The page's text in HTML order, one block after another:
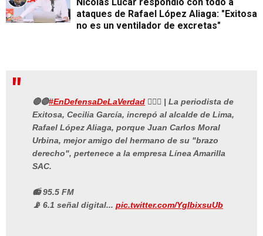
Nicolás Lúcar respondió con todo a
ataques de Rafael López Aliaga: "Exitosa
no es un ventilador de excretas"
🔴🔵#EnDefensaDeLaVerdad 👩🏻‍⚖️ | La periodista de
Exitosa, Cecilia García, increpó al alcalde de Lima,
Rafael López Aliaga, porque Juan Carlos Moral
Urbina, mejor amigo del hermano de su "brazo
derecho", pertenece a la empresa Línea Amarilla
SAC.
📻 95.5 FM
📡 6.1 señal digital... pic.twitter.com/YgIbixsuUb